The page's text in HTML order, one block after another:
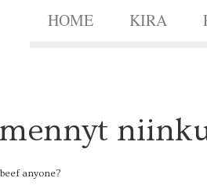
HOME KIRA
anyone?